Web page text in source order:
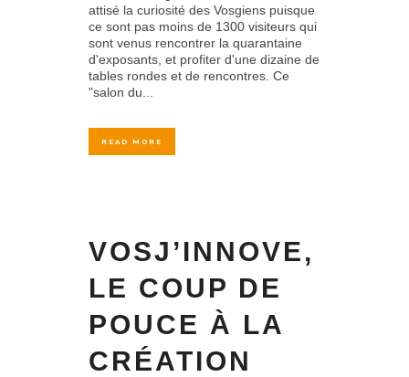
attisé la curiosité des Vosgiens puisque
ce sont pas moins de 1300 visiteurs qui
sont venus rencontrer la quarantaine
d'exposants, et profiter d'une dizaine de
tables rondes et de rencontres. Ce
"salon du...
READ MORE
VOSJ’INNOVE,
LE COUP DE
POUCE À LA
CRÉATION